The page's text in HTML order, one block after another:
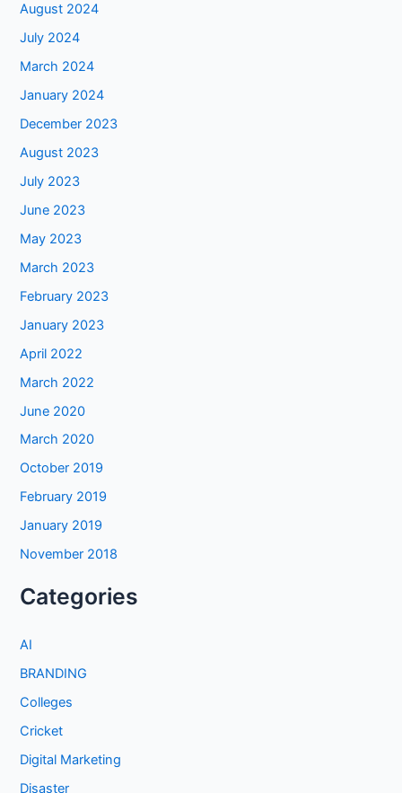
August 2024
July 2024
March 2024
January 2024
December 2023
August 2023
July 2023
June 2023
May 2023
March 2023
February 2023
January 2023
April 2022
March 2022
June 2020
March 2020
October 2019
February 2019
January 2019
November 2018
Categories
AI
BRANDING
Colleges
Cricket
Digital Marketing
Disaster